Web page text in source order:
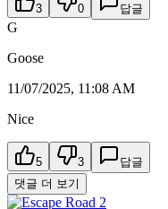
3 0 답글
G
Goose
11/07/2025, 11:08 AM
Nice
5 3
답글
댓글 더 보기